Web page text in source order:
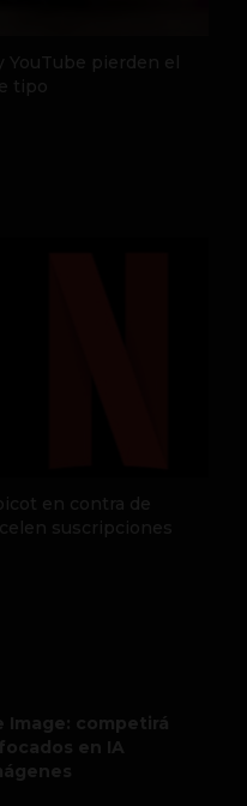
YouTube pierden el
tipo
en contra de
suscripciones
Image: competirá
en IA